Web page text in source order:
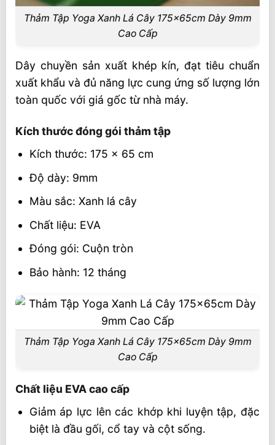
Thảm Tập Yoga Xanh Lá Cây 175x65cm Dày 9mm
Cao Cấp
Dây chuyền sản xuất khép kín, đạt tiêu chuẩn
xuất khẩu và đủ năng lực cung ứng số lượng lớn
toàn quốc với giá gốc từ nhà máy.
Kích thước đóng gói thảm tập
Kích thước: 175 x 65 cm
Độ dày: 9mm
Màu sắc: Xanh lá cây
Chất liệu: EVA
Đóng gói: Cuộn tròn
Bảo hành: 12 tháng
Thảm Tập Yoga Xanh Lá Cây 175x65cm Dày 9mm
Cao Cấp
Chất liệu EVA cao cấp
Giảm áp lực lên các khớp khi luyện tập, đặc
biệt là đầu gối, cổ tay và cột sống.